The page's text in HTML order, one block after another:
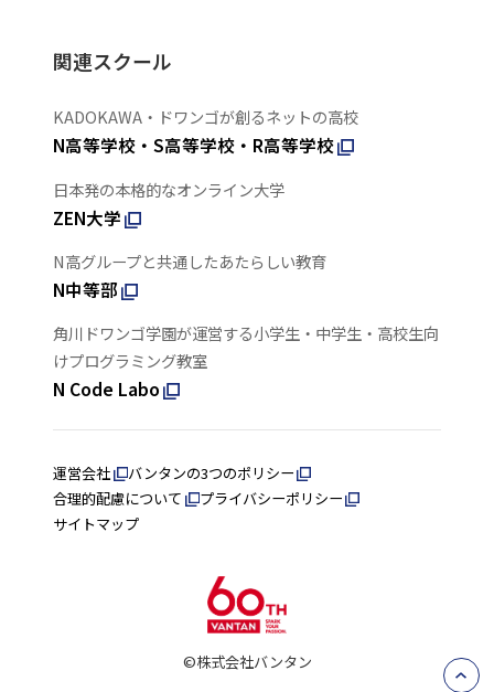
関連スクール
KADOKAWA・ドワンゴが創るネットの高校
N高等学校・S高等学校・R高等学校
日本発の本格的なオンライン大学
ZEN大学
N高グループと共通したあたらしい教育
N中等部
角川ドワンゴ学園が運営する小学生・中学生・高校生向
けプログラミング教室
N Code Labo
運営会社
バンタンの3つのポリシー
合理的配慮について
プライバシーポリシー
サイトマップ
©株式会社バンタン